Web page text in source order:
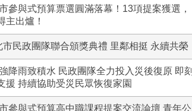
參與式預算票選圓滿落幕！13項提案獲選，
主出爐！
市民政團隊聯合頒獎典禮 里鄰相挺 永續共榮
降雨致積水 民政團隊全力投入災後復原 即刻
援 持續協助受災民眾恢復家園
參與式預算高中職課程提案交流論壇 青年公